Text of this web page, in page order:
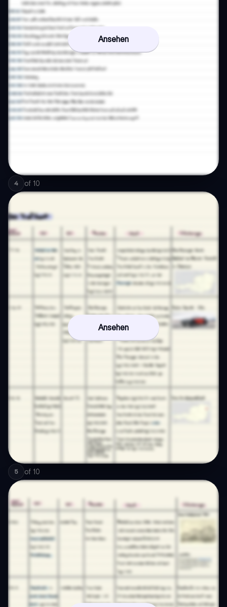
Ansehen
4 of 10
Ansehen
5 of 10